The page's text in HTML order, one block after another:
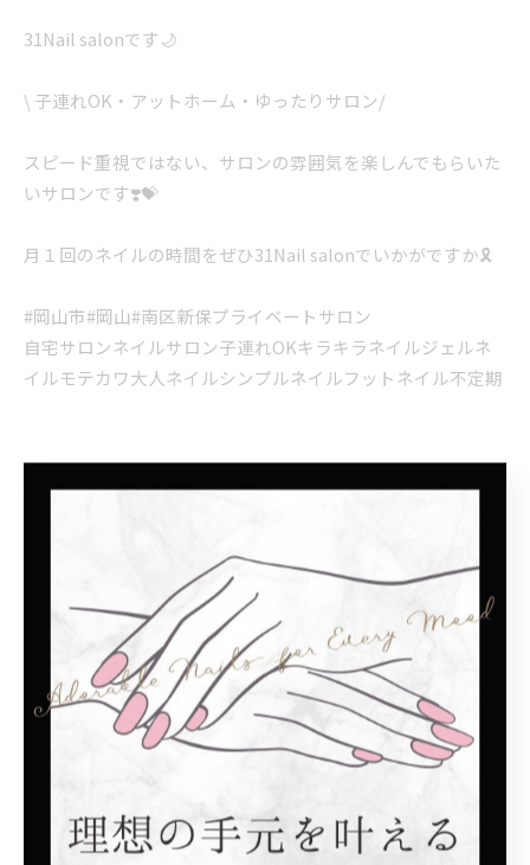
31Nail salonです🌙
\ 子連れOK・アットホーム・ゆったりサロン/
スピード重視ではない、サロンの雰囲気を楽しんでもらいた
いサロンです❣️💝
月１回のネイルの時間をぜひ31Nail salonでいかがですか🎗️
#岡山市#岡山#南区新保プライベートサロン
自宅サロンネイルサロン子連れOKキラキラネイルジェルネ
イルモテカワ大人ネイルシンプルネイルフットネイル不定期
カテゴリー Categories
全てのカテゴリー
シンプル
子連れ